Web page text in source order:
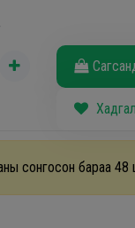
сонгосон бараа 48